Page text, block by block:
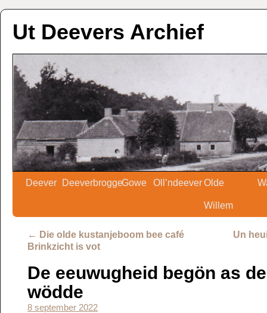
Ut Deevers Archief
Deever DeeverbroggeGowe Oll’ndeeverOlde
Willem
← Die olde kustanjeboom bee café
Brinkzicht is vot
Un
De eeuwugheid begön as
wödde
8 september 2022